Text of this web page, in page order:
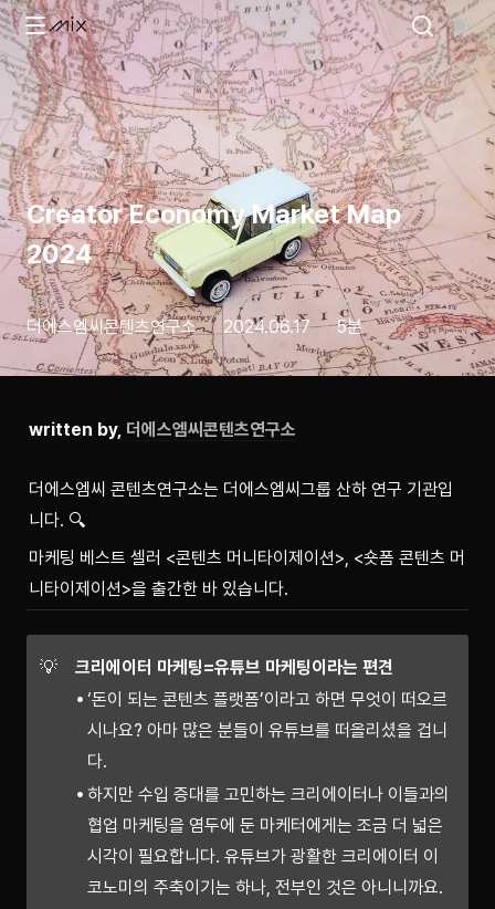
Creator Economy Market Map
2024
작가
더에스엠씨콘텐츠연구소
게재일
2024.06.17
예상 소요시간
5분
written by, 더에스엠씨콘텐츠연구소
더에스엠씨 콘텐츠연구소는 더에스엠씨그룹 산하 연구 기관입
니다. 🔍
마케팅 베스트 셀러 <콘텐츠 머니타이제이션>, <숏폼 콘텐츠 머
니타이제이션>을 출간한 바 있습니다.
💡
크리에이터 마케팅=유튜브 마케팅이라는 편견
‘돈이 되는 콘텐츠 플랫폼’이라고 하면 무엇이 떠오르
시나요? 아마 많은 분들이 유튜브를 떠올리셨을 겁니
다.
하지만 수입 증대를 고민하는 크리에이터나 이들과의
협업 마케팅을 염두에 둔 마케터에게는 조금 더 넓은
시각이 필요합니다. 유튜브가 광활한 크리에이터 이
코노미의 주축이기는 하나, 전부인 것은 아니니까요.